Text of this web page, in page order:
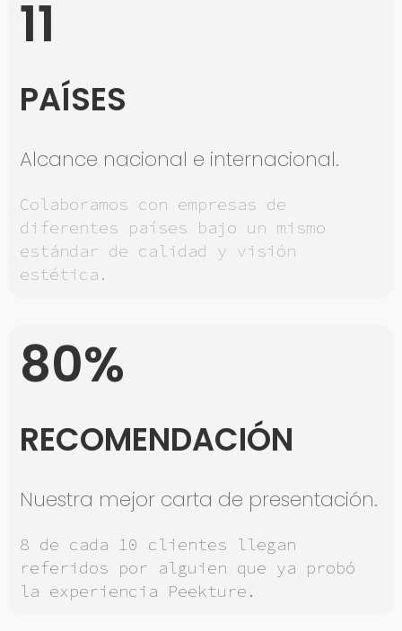
11
PAÍSES
Alcance nacional e internacional.
Colaboramos con empresas de
diferentes países bajo un mismo
estándar de calidad y visión
estética.
80%
RECOMENDACIÓN
Nuestra mejor carta de presentación.
8 de cada 10 clientes llegan
referidos por alguien que ya probó
la experiencia Peekture.